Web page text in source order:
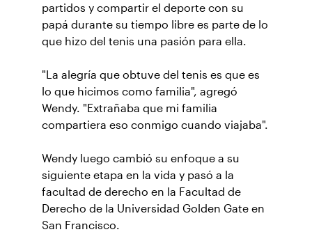
partidos y compartir el deporte con su
papá durante su tiempo libre es parte de lo
que hizo del tenis una pasión para ella.
"La alegría que obtuve del tenis es que es
lo que hicimos como familia", agregó
Wendy. "Extrañaba que mi familia
compartiera eso conmigo cuando viajaba".
Wendy luego cambió su enfoque a su
siguiente etapa en la vida y pasó a la
facultad de derecho en la Facultad de
Derecho de la Universidad Golden Gate en
San Francisco.